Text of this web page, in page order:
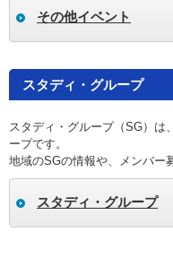
その他イベント
スタディ・グループ
スタディ・グループ（SG）は
ープです。
地域のSGの情報や、メンバー
スタディ・グループ